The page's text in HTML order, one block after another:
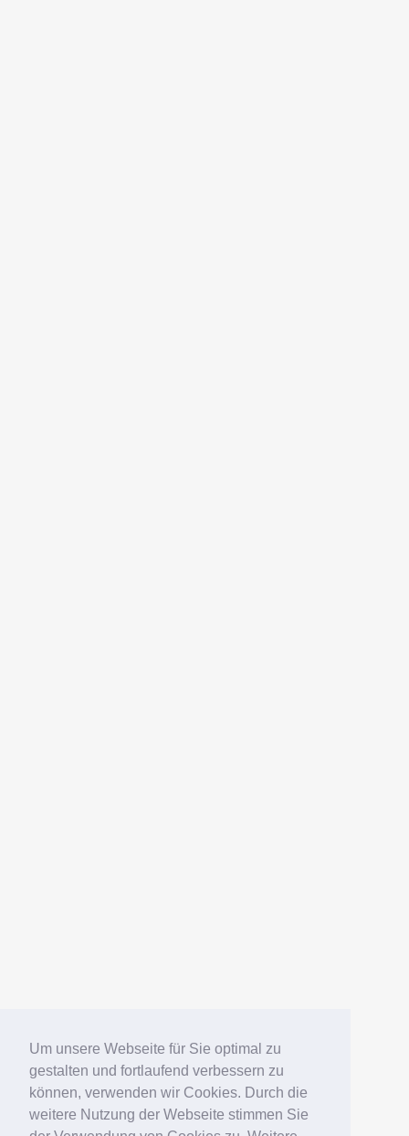
Um unsere Webseite für Sie optimal zu
gestalten und fortlaufend verbessern zu
können, verwenden wir Cookies. Durch die
weitere Nutzung der Webseite stimmen Sie